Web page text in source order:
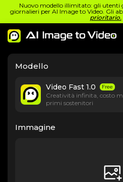
Nuovo modello illimitato: gli utenti
giornalieri per AI Image to Video. Gli
prioritario.
Modello
Video Fast 1.0 Free
Creatività infinita, costo
primi sostenitori
Immagine